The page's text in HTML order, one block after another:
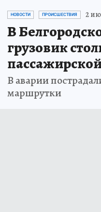
НОВОСТИ ПРОИСШЕСТВИЯ 2
В
грузовик
В аварии
маршрутки